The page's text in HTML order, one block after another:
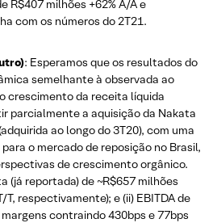
R$407 milhões +62% A/A e
com os números do 2T21.
: Esperamos que os resultados do
semelhante à observada ao
crescimento da receita líquida
parcialmente a aquisição da Nakata
ao longo do 3T20), com uma
o mercado de reposição no Brasil,
de crescimento orgânico.
(já reportada) de ~R$657 milhões
T, respectivamente); e (ii) EBITDA de
contraindo 430bps e 77bps